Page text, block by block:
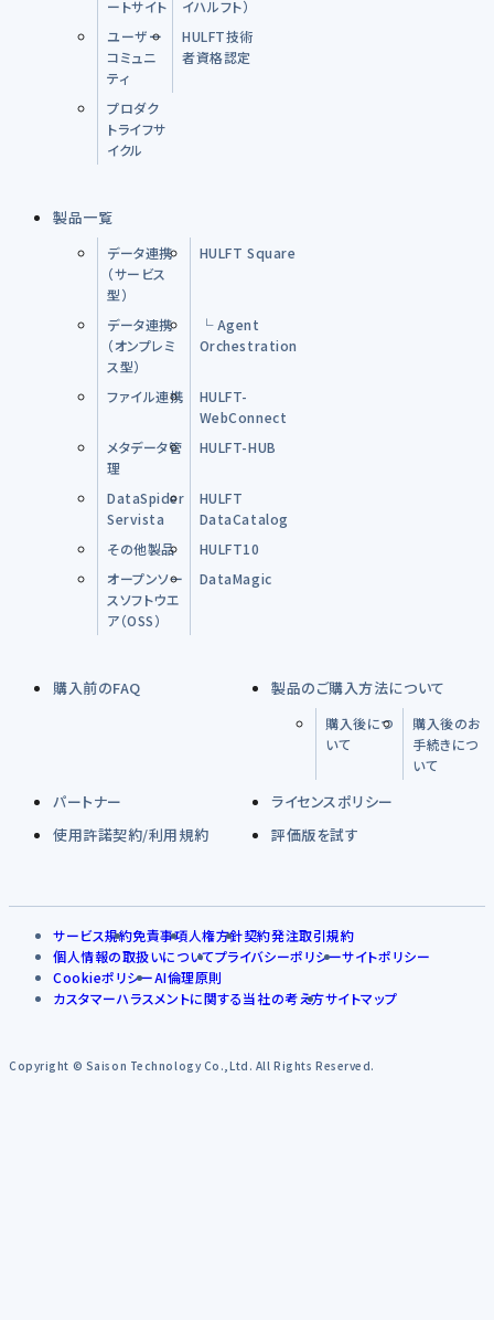
ートサイト
イハルフト）
ユーザー
コミュニ
ティ
HULFT技術
者資格認定
プロダク
トライフサ
イクル
製品一覧
データ連携
（サービス
型）
HULFT Square
データ連携
（オンプレミ
ス型）
└ Agent
Orchestration
ファイル連携
HULFT-
WebConnect
メタデータ管
理
HULFT-HUB
DataSpider
Servista
HULFT
DataCatalog
その他製品
HULFT10
オープンソー
スソフトウエ
ア（OSS）
DataMagic
購入前のFAQ 製品のご購入方法について
購入後につ
いて
購入後のお
手続きにつ
いて
パートナー
ライセンスポリシー
使用許諾契約/利用規約
評価版を試す
サービス規約免責事項人権方針契約発注取引規約
個人情報の取扱いについてプライバシーポリシーサイトポリシー
CookieポリシーAI倫理原則
カスタマーハラスメントに関する当社の考え方サイトマップ
Copyright © Saison Technology Co.,Ltd. All Rights Reserved.